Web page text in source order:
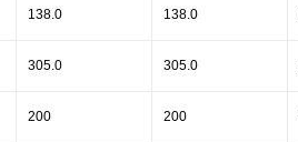
138.0 138.0
305.0 305.0
200 200